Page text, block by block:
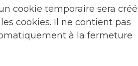
cookie temporaire sera créé
cookies. Il ne contient pas
à la fermeture